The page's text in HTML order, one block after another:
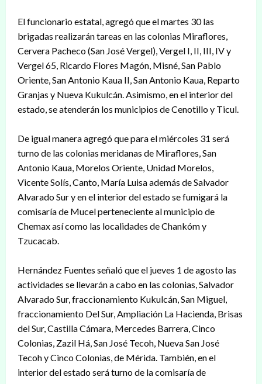
El funcionario estatal, agregó que el martes 30 las
brigadas realizarán tareas en las colonias Miraflores,
Cervera Pacheco (San José Vergel), Vergel I, II, III, IV y
Vergel 65, Ricardo Flores Magón, Misné, San Pablo
Oriente, San Antonio Kaua II, San Antonio Kaua, Reparto
Granjas y Nueva Kukulcán. Asimismo, en el interior del
estado, se atenderán los municipios de Cenotillo y Ticul.
De igual manera agregó que para el miércoles 31 será
turno de las colonias meridanas de Miraflores, San
Antonio Kaua, Morelos Oriente, Unidad Morelos,
Vicente Solís, Canto, María Luisa además de Salvador
Alvarado Sur y en el interior del estado se fumigará la
comisaría de Mucel perteneciente al municipio de
Chemax así como las localidades de Chankóm y
Tzucacab.
Hernández Fuentes señaló que el jueves 1 de agosto las
actividades se llevarán a cabo en las colonias, Salvador
Alvarado Sur, fraccionamiento Kukulcán, San Miguel,
fraccionamiento Del Sur, Ampliación La Hacienda, Brisas
del Sur, Castilla Cámara, Mercedes Barrera, Cinco
Colonias, Zazil Há, San José Tecoh, Nueva San José
Tecoh y Cinco Colonias, de Mérida. También, en el
interior del estado será turno de la comisaría de